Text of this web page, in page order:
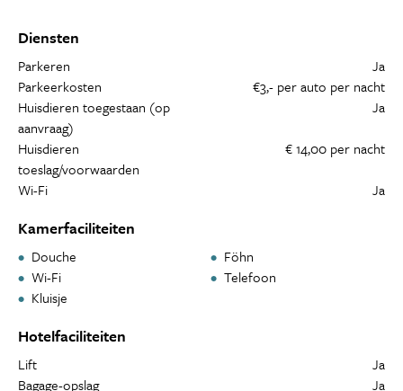
Diensten
Parkeren
Ja
Parkeerkosten
€3,- per auto per nacht
Huisdieren toegestaan (op
aanvraag)
Ja
Huisdieren
toeslag/voorwaarden
€ 14,00 per nacht
Wi-Fi Ja
Kamerfaciliteiten
Douche
Föhn
Wi-Fi
Telefoon
Kluisje
Hotelfaciliteiten
Lift
Ja
Bagage-opslag
Ja